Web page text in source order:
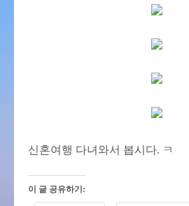
신혼여행 다녀와서 봅시다. ㅋ
이 글 공유하기: